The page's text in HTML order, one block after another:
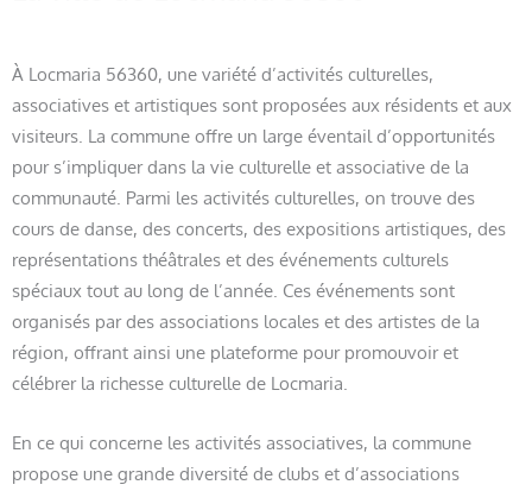
À Locmaria 56360, une variété d’activités culturelles,
associatives et artistiques sont proposées aux résidents et aux
visiteurs. La commune offre un large éventail d’opportunités
pour s’impliquer dans la vie culturelle et associative de la
communauté. Parmi les activités culturelles, on trouve des
cours de danse, des concerts, des expositions artistiques, des
représentations théâtrales et des événements culturels
spéciaux tout au long de l’année. Ces événements sont
organisés par des associations locales et des artistes de la
région, offrant ainsi une plateforme pour promouvoir et
célébrer la richesse culturelle de Locmaria.
En ce qui concerne les activités associatives, la commune
propose une grande diversité de clubs et d’associations